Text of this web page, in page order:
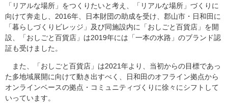
「リアルな場所」をつくりたいと考え、「リアルな場所」づくりに
向けて奔走し、2016年、日本財団の助成を受け、郡山市・日和田に
「暮らしづくりビレッジ」及び同施設内に「おしごと百貨店」を開
設、「おしごと百貨店」は2019年には「一本の水路」のブランド認
証も受けました。
また、「おしごと百貨店」は2021年より、当初からの目標であっ
た多地域展開に向けて動き出すべく、日和田のオフライン拠点から
オンラインベースの拠点・コミュニティづくりに徐々にシフトして
いっています。